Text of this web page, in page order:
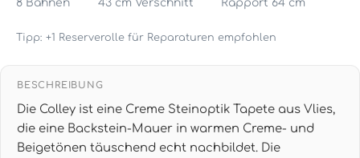
8 Bahnen 43 cm Verschnitt Rapport 64 cm
Tipp: +1 Reserverolle für Reparaturen empfohlen
BESCHREIBUNG
Die Colley ist eine Creme Steinoptik Tapete aus Vlies,
die eine Backstein-Mauer in warmen Creme- und
Beigetönen täuschend echt nachbildet. Die